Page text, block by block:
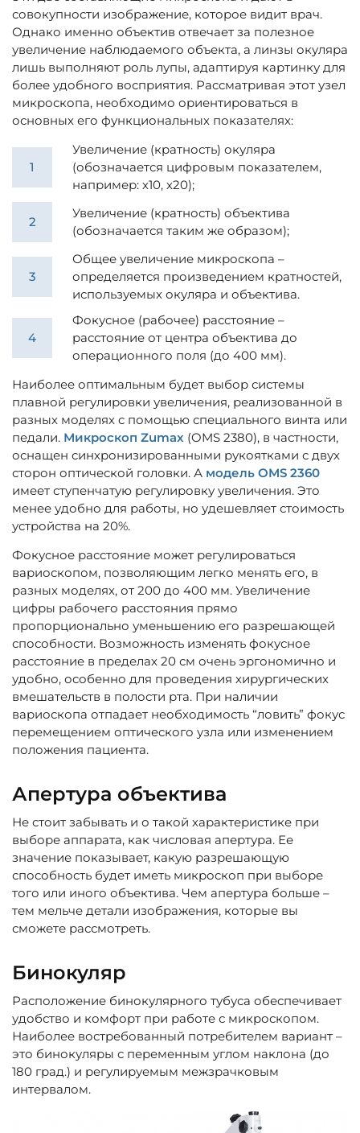
совокупности изображение, которое видит врач.
Однако именно объектив отвечает за полезное
увеличение наблюдаемого объекта, а линзы окуляра
лишь выполняют роль лупы, адаптируя картинку для
более удобного восприятия. Рассматривая этот узел
микроскопа, необходимо ориентироваться в
основных его функциональных показателях:
Увеличение (кратность) окуляра
(обозначается цифровым показателем,
например: х10, х20);
Увеличение (кратность) объектива
(обозначается таким же образом);
Общее увеличение микроскопа –
определяется произведением кратностей,
используемых окуляра и объектива.
Фокусное (рабочее) расстояние –
расстояние от центра объектива до
операционного поля (до 400 мм).
Наиболее оптимальным будет выбор системы
плавной регулировки увеличения, реализованной в
разных моделях с помощью специального винта или
педали. Микроскоп Zumax (OMS 2380), в частности,
оснащен синхронизированными рукоятками с двух
сторон оптической головки. А модель OMS 2360
имеет ступенчатую регулировку увеличения. Это
менее удобно для работы, но удешевляет стоимость
устройства на 20%.
Фокусное расстояние может регулироваться
вариоскопом, позволяющим легко менять его, в
разных моделях, от 200 до 400 мм. Увеличение
цифры рабочего расстояния прямо
пропорционально уменьшению его разрешающей
способности. Возможность изменять фокусное
расстояние в пределах 20 см очень эргономично и
удобно, особенно для проведения хирургических
вмешательств в полости рта. При наличии
вариоскопа отпадает необходимость “ловить” фокус
перемещением оптического узла или изменением
положения пациента.
Апертура объектива
Не стоит забывать и о такой характеристике при
выборе аппарата, как числовая апертура. Ее
значение показывает, какую разрешающую
способность будет иметь микроскоп при выборе
того или иного объектива. Чем апертура больше –
тем мельче детали изображения, которые вы
сможете рассмотреть.
Бинокуляр
Расположение бинокулярного тубуса обеспечивает
удобство и комфорт при работе с микроскопом.
Наиболее востребованный потребителем вариант –
это бинокуляры с переменным углом наклона (до
180 град.) и регулируемым межзрачковым
интервалом.